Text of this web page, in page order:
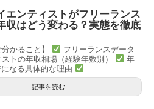
エンティストがフリーランス
収はどう変わる？実態を徹底
分かること】
フリーランスデータ
トの年収相場（経験年数別）
年
なる具体的な理由
...
記事を読む